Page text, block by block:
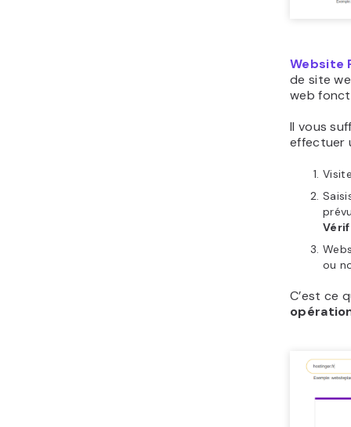
Website
de site
web
Il vous
effectuer
ou
C’est ce